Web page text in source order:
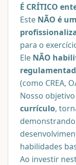
É CRÍTICO
Este NÃO é
para o
Ele NÃO
(como CREA,
Nosso
currículo,
habilidades
Ao investir